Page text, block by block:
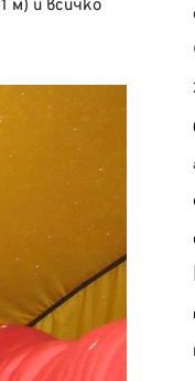
м) и всичко